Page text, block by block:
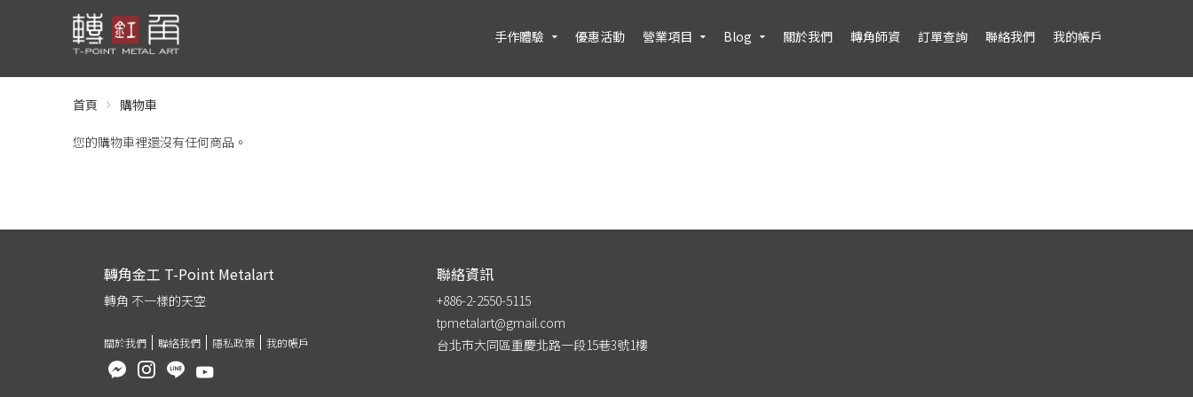
手作體驗 優惠活動 營業項目 Blog 關於我們 轉角師資 訂單查詢 聯絡我們 我的帳戶
首頁 購物車
您的購物車裡還沒有任何商品。
轉角金工 T-Point Metalart
轉角 不一樣的天空
關於我們 聯絡我們 隱私政策 我的帳戶
聯絡資訊
+886-2-2550-5115
tpmetalart@gmail.com
台北市大同區重慶北路一段15巷3號1樓